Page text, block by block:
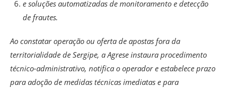
e soluções automatizadas de monitoramento e detecção
de frautes.
Ao constatar operação ou oferta de apostas fora da
territorialidade de Sergipe, a Agrese instaura procedimento
técnico-administrativo, notifica o operador e estabelece prazo
para adoção de medidas técnicas imediatas e para